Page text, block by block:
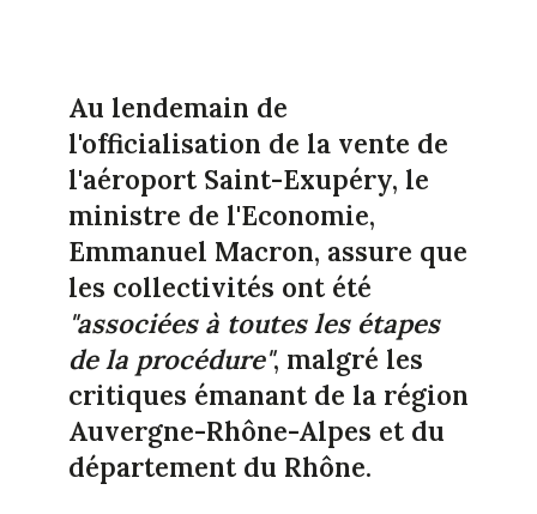
Au lendemain de
l'officialisation de la vente de
l'aéroport Saint-Exupéry, le
ministre de l'Economie,
Emmanuel Macron, assure que
les collectivités ont été
"associées à toutes les étapes
de la procédure", malgré les
critiques émanant de la région
Auvergne-Rhône-Alpes et du
département du Rhône.